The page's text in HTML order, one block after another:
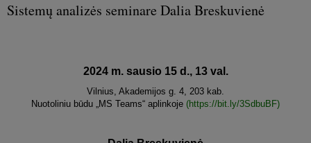
Sistemų analizės seminare Dalia Breskuvienė
2024 m. sausio 15 d., 13 val.
Vilnius, Akademijos g. 4, 203 kab.
Nuotoliniu būdu „MS Teams“ aplinkoje (https://bit.ly/3SdbuBF)